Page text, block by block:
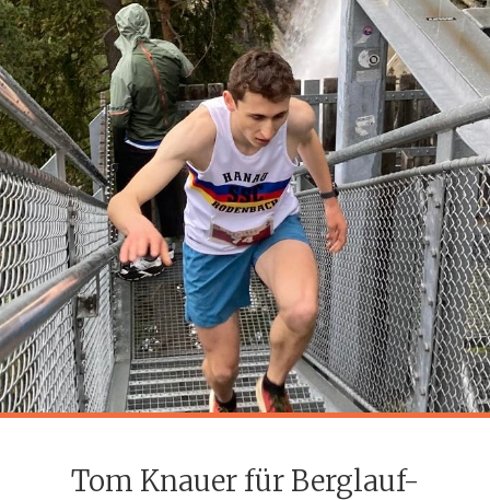
Tom Knauer für Berglauf-